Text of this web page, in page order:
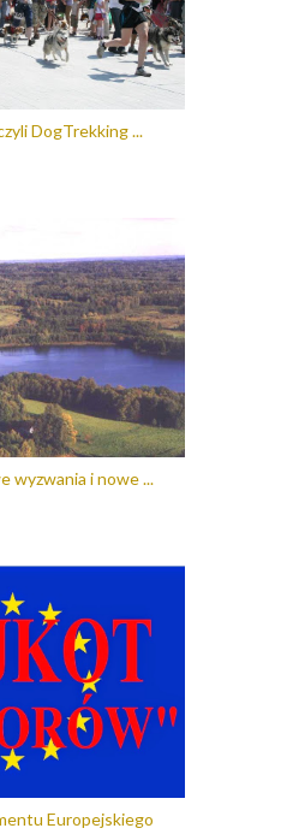
DogTrekking ...
wyzwania i nowe ...
Europejskiego